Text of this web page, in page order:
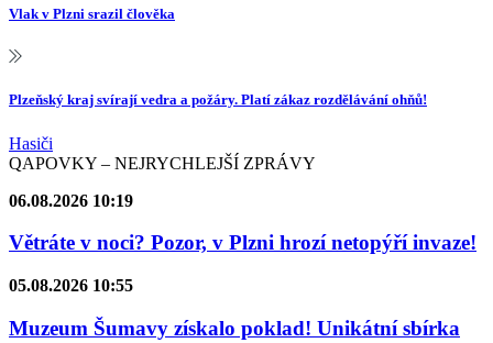
Vlak v Plzni srazil člověka
Plzeňský kraj svírají vedra a požáry. Platí zákaz rozdělávání ohňů!
Hasiči
QAPOVKY – NEJRYCHLEJŠÍ ZPRÁVY
06.08.2026 10:19
Větráte v noci? Pozor, v Plzni hrozí netopýří invaze!
05.08.2026 10:55
Muzeum Šumavy získalo poklad! Unikátní sbírka